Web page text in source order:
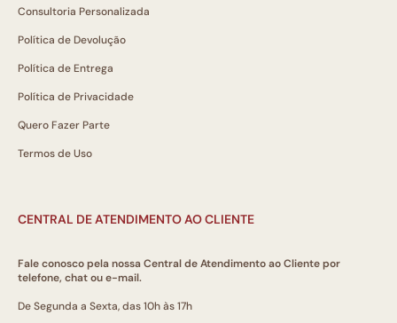
Consultoria Personalizada
Política de Devolução
Política de Entrega
Política de Privacidade
Quero Fazer Parte
Termos de Uso
CENTRAL DE ATENDIMENTO AO CLIENTE
Fale conosco pela nossa Central de Atendimento ao Cliente por
telefone, chat ou e-mail.
De Segunda a Sexta, das 10h às 17h